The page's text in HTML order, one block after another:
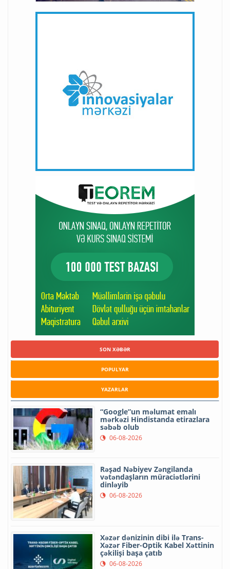
SON XƏBƏR
POPULYAR
YAZARLAR
“Google”un məlumat emalı
mərkəzi Hindistanda etirazlara
səbəb olub
06-08-2026
Rəşad Nəbiyev Zəngilanda
vətəndaşların müraciətlərini
dinləyib
06-08-2026
Xəzər dənizinin dibi ilə Trans-
Xəzər Fiber-Optik Kabel Xəttinin
çəkilişi başa çatıb
06-08-2026